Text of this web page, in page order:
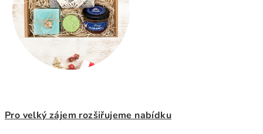
Pro velký zájem rozšiřujeme nabídku